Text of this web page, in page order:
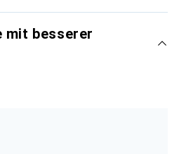
mit besserer